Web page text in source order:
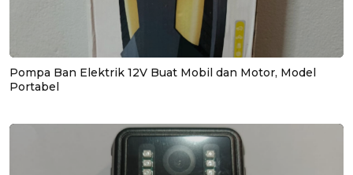
Pompa Ban Elektrik 12V Buat Mobil dan Motor, Model
Portabel